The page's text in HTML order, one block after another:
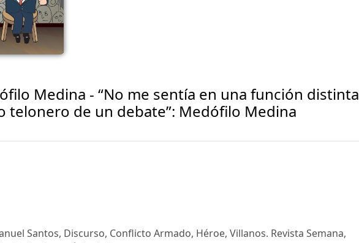
Medina - “No me sentía en una función distinta
telonero de un debate”: Medófilo Medina
Santos, Discurso, Conflicto Armado, Héroe, Villanos. Revista Semana,